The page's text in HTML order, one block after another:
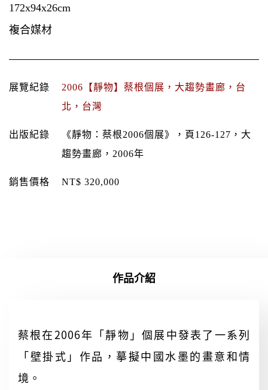
172x94x26cm
複合媒材
展覽紀錄
2006【靜物】蔡根個展，大趨勢畫廊，台
北，台灣
出版紀錄
《靜物：蔡根2006個展》，頁126-127，大
趨勢畫廊，2006年
銷售價格 NT$ 320,000
作品介紹
蔡根在2006年「靜物」個展中發表了一系列
「壁掛式」作品，摹擬中國水墨的畫意和情
境。